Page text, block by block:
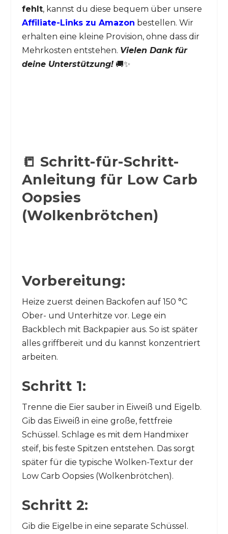
fehlt, kannst du diese bequem über unsere
Affiliate-Links zu Amazon bestellen. Wir
erhalten eine kleine Provision, ohne dass dir
Mehrkosten entstehen. Vielen Dank für
deine Unterstützung!🚚✨
📒 Schritt-für-Schritt-
Anleitung für Low Carb
Oopsies
(Wolkenbrötchen)
Vorbereitung:
Heize zuerst deinen Backofen auf 150 °C
Ober- und Unterhitze vor. Lege ein
Backblech mit Backpapier aus. So ist später
alles griffbereit und du kannst konzentriert
arbeiten.
Schritt 1:
Trenne die Eier sauber in Eiweiß und Eigelb.
Gib das Eiweiß in eine große, fettfreie
Schüssel. Schlage es mit dem Handmixer
steif, bis feste Spitzen entstehen. Das sorgt
später für die typische Wolken-Textur der
Low Carb Oopsies (Wolkenbrötchen).
Schritt 2:
Gib die Eigelbe in eine separate Schüssel.